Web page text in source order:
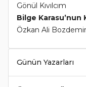
Gönül Kıvılcım
Bilge Karasu’nun
Özkan Ali Bozdemir
Günün Yazarları